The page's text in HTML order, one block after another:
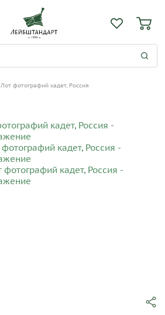
Лот фотографий кадет, Россия